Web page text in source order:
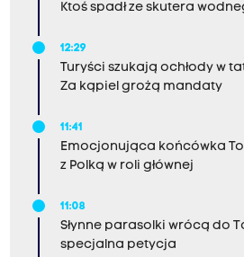
Ktoś spadł ze skutera
12:29
Turyści szukają ochłody w
Za kąpiel grożą mandaty
11:41
Emocjonująca końcówka
z Polką w roli głównej
11:08
Słynne parasolki wrócą do
specjalna petycja